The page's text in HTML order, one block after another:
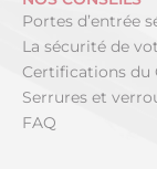
Portes d’entrée
La sécurité de
Certifications du
Serrures et
FAQ